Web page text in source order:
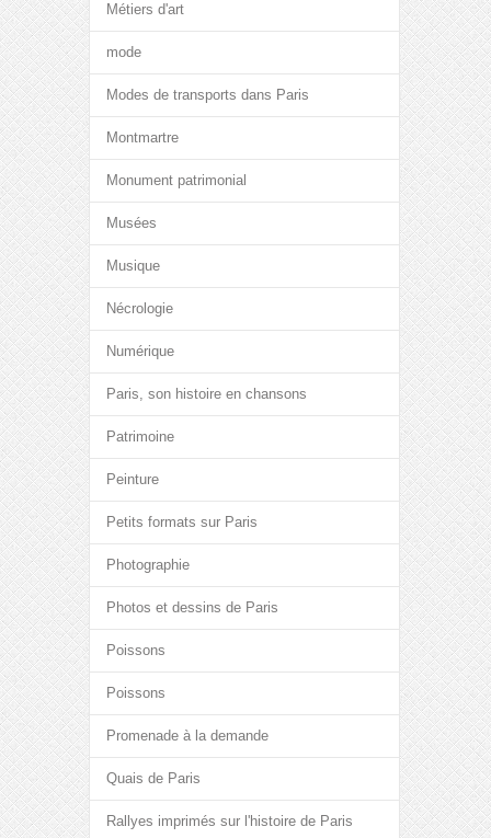
Métiers d'art
mode
Modes de transports dans Paris
Montmartre
Monument patrimonial
Musées
Musique
Nécrologie
Numérique
Paris, son histoire en chansons
Patrimoine
Peinture
Petits formats sur Paris
Photographie
Photos et dessins de Paris
Poissons
Poissons
Promenade à la demande
Quais de Paris
Rallyes imprimés sur l'histoire de Paris